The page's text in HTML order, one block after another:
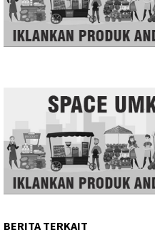
BERITA TERKAIT